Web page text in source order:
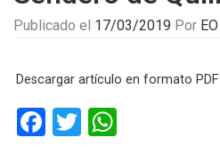
Publicado el 17/03/2019 Por EO
Descargar artículo en formato PDF
F
T